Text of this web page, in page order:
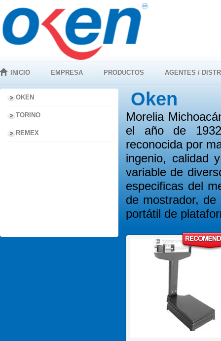
INICIO EMPRESA PRODUCTOS AGENTES /
OKEN
TORINO
REMEX
Oken
Morelia
el año de
reconocida por
ingenio, calidad
variable de
especificas del
de mostrador,
portátil de